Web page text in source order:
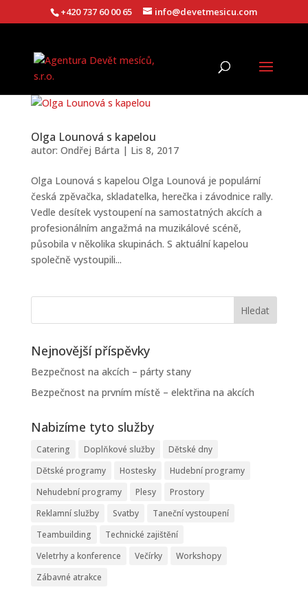
+420 737 60 00 65 info@devetmesicu.com
Olga Lounová s kapelou
autor: Ondřej Bárta | Lis 8, 2017
Olga Lounová s kapelou Olga Lounová je populární
česká zpěvačka, skladatelka, herečka i závodnice rally.
Vedle desítek vystoupení na samostatných akcích a
profesionálním angažmá na muzikálové scéně,
působila v několika skupinách. S aktuální kapelou
společně vystoupili...
Nejnovější příspěvky
Bezpečnost na akcích – párty stany
Bezpečnost na prvním místě – elektřina na akcích
Nabizíme tyto služby
Catering Doplňkové služby
Dětské dny
Dětské programy
Hostesky
Hudební programy
Nehudební programy
Plesy
Prostory
Reklamní služby
Svatby
Taneční vystoupení
Teambuilding
Technické zajištění
Veletrhy a konference
Večírky
Workshopy
Zábavné atrakce